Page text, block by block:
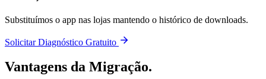
Substituímos o app nas lojas mantendo o histórico de downloads.
Solicitar Diagnóstico Gratuito
Vantagens da Migração.